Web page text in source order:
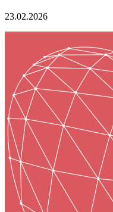
23.02.2026